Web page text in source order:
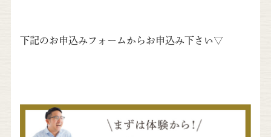
下記のお申込みフォームからお申込み下さい▽